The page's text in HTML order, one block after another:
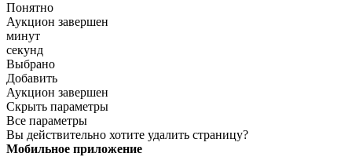
Понятно
Аукцион завершен
минут
секунд
Выбрано
Добавить
Аукцион завершен
Скрыть параметры
Все параметры
Вы действительно хотите удалить страницу?
Мобильное приложение